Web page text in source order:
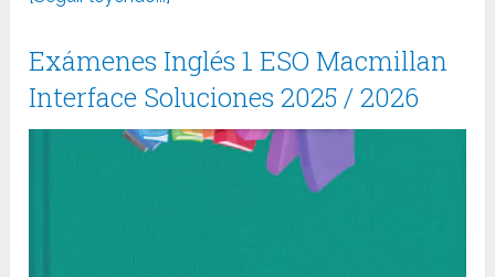
Exámenes Inglés 1 ESO Macmillan
Interface Soluciones 2025 / 2026